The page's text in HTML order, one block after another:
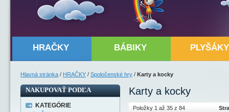
HRAČKY BÁBIKY PLYŠÁKY
Hlavná stránka / HRAČKY / Spoločenské hry / Karty a kocky
Karty a kocky
Položky 1 až 35 z 84
NAKUPOVAŤ PODĽA
KATEGÓRIE